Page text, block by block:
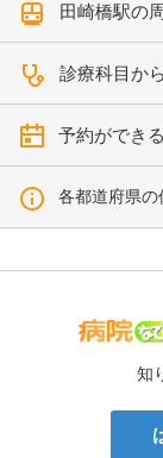
田崎橋駅の
診療科目か
予約ができ
各都道府県
知